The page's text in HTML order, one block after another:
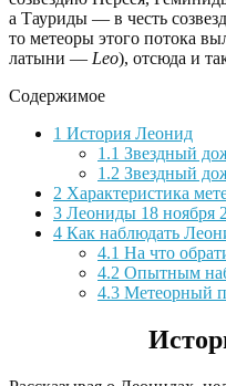
а Тауриды — в честь
то метеоры этого потока
латыни — Leo), отсюда и
Содержимое
1 История Леонид
1.1 Звездный
1.2 Звездный
2 Характеристика
3 Леониды 18 ноября
4 Как наблюдать
4.1 На что
4.2 Опытным
4.3 Метеорный